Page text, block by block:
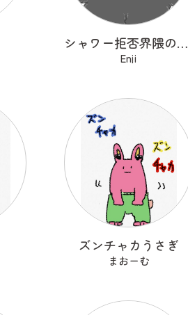
シャワー拒否界隈の子猫 ノワ
Enji
ズンチャカうさぎ
まおーむ